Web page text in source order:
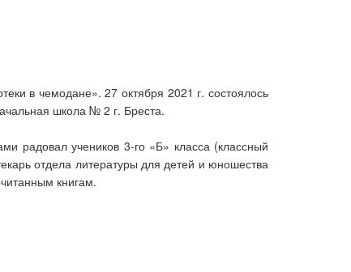
в чемодане». 27 октября 2021 г. состоялось
школа № 2 г. Бреста.
радовал учеников 3-го «Б» класса (классный
отдела литературы для детей и юношества
книгам.